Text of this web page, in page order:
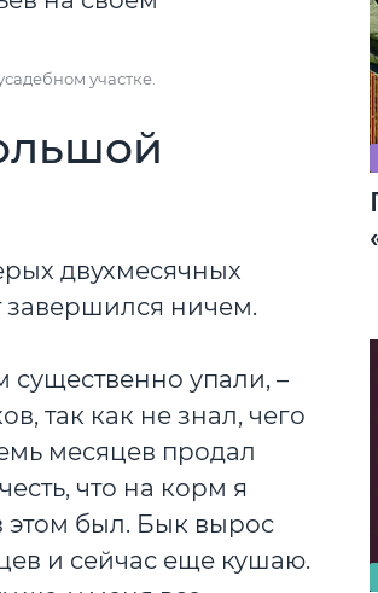
участке.
двухмесячных
завершился ничем.
упали, –
так как не знал, чего
месяцев продал
что на корм я
этом был. Бык вырос
и сейчас еще кушаю.